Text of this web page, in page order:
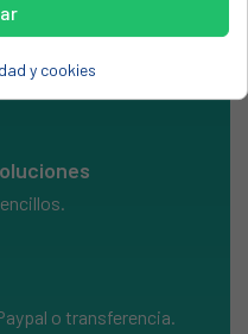
o transferencia.
y cookies